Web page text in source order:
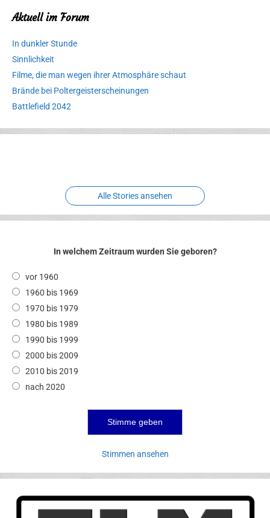
Aktuell im Forum
In dunkler Stunde
Sinnlichkeit
Filme, die man wegen ihrer Atmosphäre schaut
Brände bei Poltergeisterscheinungen
Battlefield 2042
Erlebnispark
Verbotene
Alle Stories ansehen
In welchem Zeitraum wurden Sie geboren?
vor 1960
1960 bis 1969
1970 bis 1979
1980 bis 1989
1990 bis 1999
2000 bis 2009
2010 bis 2019
nach 2020
Stimmen ansehen